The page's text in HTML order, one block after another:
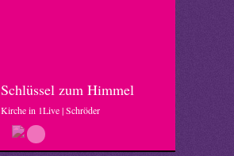
Schlüssel zum Himmel
Kirche in 1Live | Schröder